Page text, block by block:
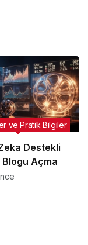
Destekli
Blogu Açma
ve Pratik Bilgiler